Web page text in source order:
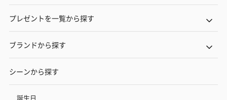
プレゼントを一覧から探す
ブランドから探す
シーンから探す
誕生日